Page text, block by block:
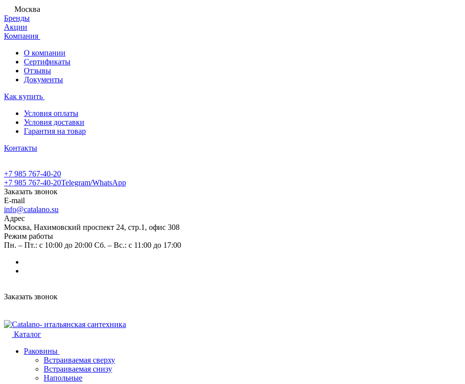
Москва
Бренды
Акции
Компания
О компании
Сертификаты
Отзывы
Документы
Как купить
Условия оплаты
Условия доставки
Гарантия на товар
Контакты
+7 985 767-40-20
+7 985 767-40-20Telegram/WhatsApp
Заказать звонок
E-mail
info@catalano.su
Адрес
Москва, Нахимовский проспект 24, стр.1, офис 308
Режим работы
Пн. – Пт.: с 10:00 до 20:00 Сб. – Вс.: с 11:00 до 17:00
Заказать звонок
Каталог
Раковины
Встраиваемая сверху
Встраиваемая снизу
Напольные